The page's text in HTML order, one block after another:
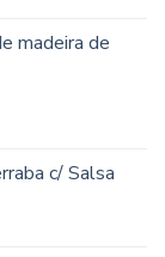
madeira de
c/ Salsa